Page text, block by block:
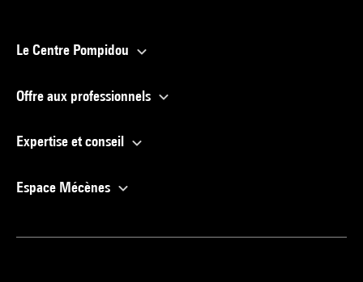
Le Centre Pompidou
Offre aux professionnels
Expertise et conseil
Espace Mécènes